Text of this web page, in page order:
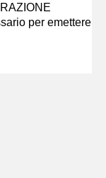
per emettere